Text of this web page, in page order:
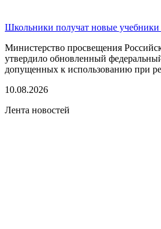
Школьники получат новые учебники
Министерство просвещения
утвердило обновленный
допущенных к использованию при
10.08.2026
Лента новостей